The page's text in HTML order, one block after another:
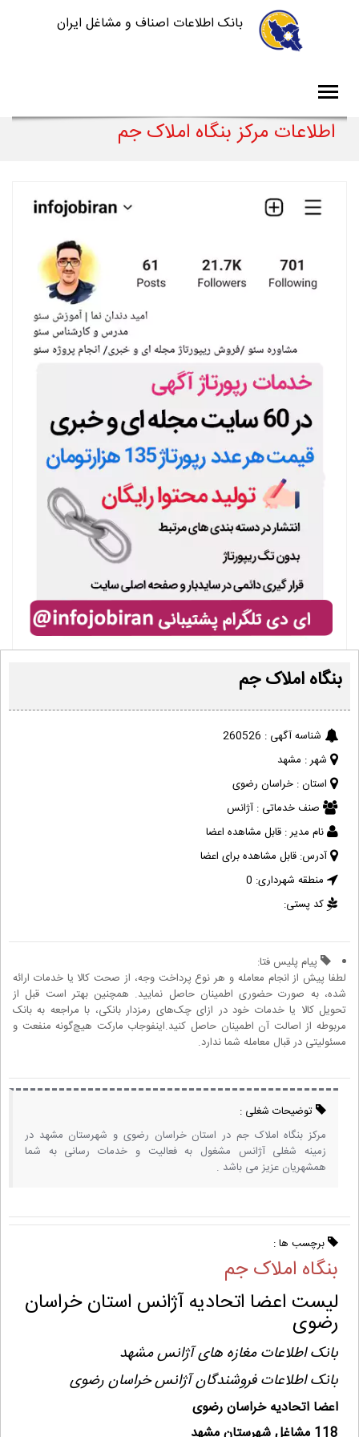
بانک اطلاعات اصناف و مشاغل ایران
اطلاعات مرکز بنگاه املاک جم
بنگاه املاک جم
شناسه آگهی : 260526
شهر : مشهد
استان : خراسان رضوی
صنف خدماتی : آژانس
نام مدیر : قابل مشاهده اعضا
آدرس: قابل مشاهده برای اعضا
منطقه شهرداری: 0
کد پستی:
پیام پلیس فتا:
لطفا پیش از انجام معامله و هر نوع پرداخت وجه، از صحت کالا یا خدمات ارائه
شده، به صورت حضوری اطمینان حاصل نمایید. همچنین بهتر است قبل از
تحویل کالا یا خدمات خود در ازای چک‌های رمزدار بانکی، با مراجعه به بانک
مربوطه از اصالت آن اطمینان حاصل کنید.اینفوجاب مارکت هیچ‌گونه منفعت و
مسئولیتی در قبال معامله شما ندارد.
توضیحات شغلی :
مرکز بنگاه املاک جم در استان خراسان رضوی و شهرستان مشهد در
زمینه شغلی آژانس مشغول به فعالیت و خدمات رسانی به شما
همشهریان عزیز می باشد .
برچسب ها :
بنگاه املاک جم
لیست اعضا اتحادیه آژانس استان خراسان
رضوی
بانک اطلاعات مغازه های آژانس مشهد
بانک اطلاعات فروشندگان آژانس خراسان رضوی
اعضا اتحادیه خراسان رضوی